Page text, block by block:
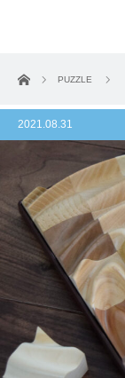
ホーム PUZZLE
2021.08.31